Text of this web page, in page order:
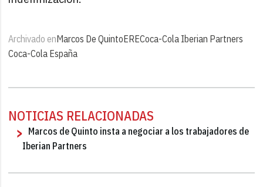
Archivado enMarcos De QuintoERECoca-Cola Iberian Partners
Coca-Cola España
NOTICIAS RELACIONADAS
Marcos de Quinto insta a negociar a los trabajadores de
Iberian Partners